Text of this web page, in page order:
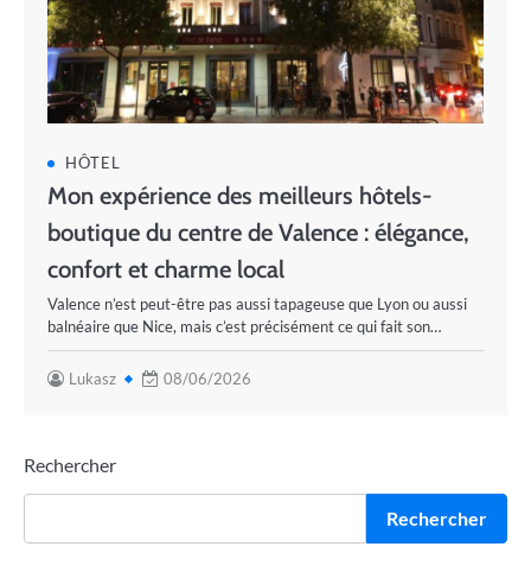
HÔTEL
Mon expérience des meilleurs hôtels-
boutique du centre de Valence : élégance,
confort et charme local
Valence n’est peut-être pas aussi tapageuse que Lyon ou aussi
balnéaire que Nice, mais c’est précisément ce qui fait son…
Lukasz 08/06/2026
Rechercher
Rechercher